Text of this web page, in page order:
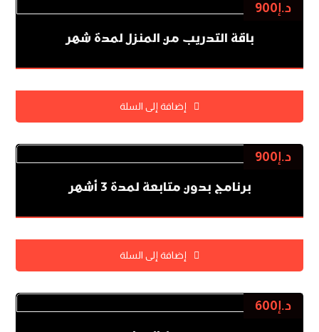
باقة التدريب من المنزل لمدة شهر
د.إ 900
إضافة إلى السلة
برنامج بدون متابعة لمدة 3 أشهر
د.إ 900
إضافة إلى السلة
د.إ 600